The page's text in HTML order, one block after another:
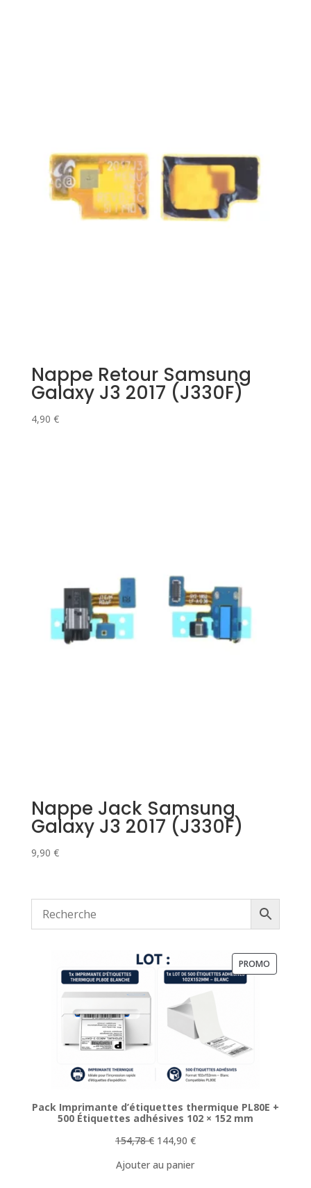
Nappe Retour Samsung
Galaxy J3 2017 (J330F)
4,90 €
Nappe Jack Samsung
Galaxy J3 2017 (J330F)
9,90 €
PROMO
Pack Imprimante d’étiquettes thermique PL80E +
500 Étiquettes adhésives 102 × 152 mm
154,78€ Le
initial
144,90 €Le
Ajouter au panier